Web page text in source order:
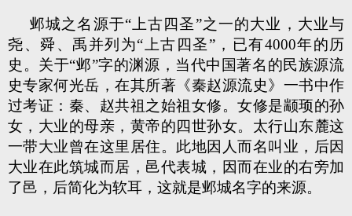
邺城之名源于“上古四圣”之一的大业，大业与
尧、舜、禹并列为“上古四圣”，已有4000年的历
史。关于“邺”字的渊源，当代中国著名的民族源流
史专家何光岳，在其所著《秦赵源流史》一书中作
过考证：秦、赵共祖之始祖女修。女修是颛顼的孙
女，大业的母亲，黄帝的四世孙女。太行山东麓这
一带大业曾在这里居住。此地因人而名叫业，后因
大业在此筑城而居，邑代表城，因而在业的右旁加
了邑，后简化为软耳，这就是邺城名字的来源。